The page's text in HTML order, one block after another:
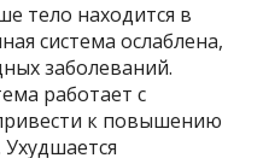
тело находится в
система ослаблена,
заболеваний.
работает с
к повышению